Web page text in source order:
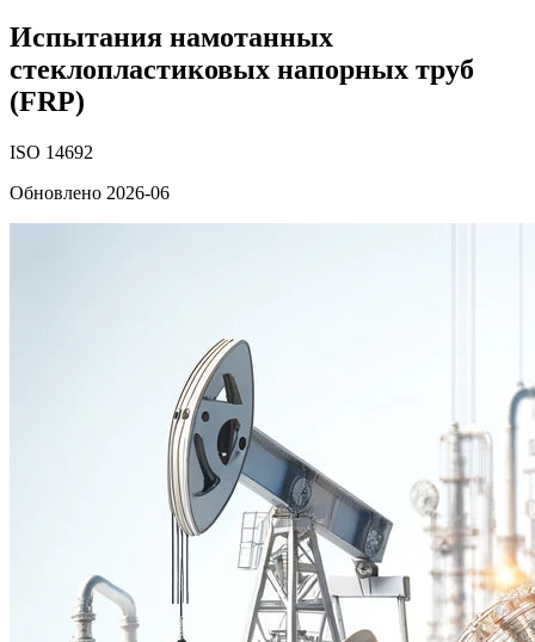
Испытания намотанных
стеклопластиковых напорных труб
(FRP)
ISO 14692
Обновлено 2026-06